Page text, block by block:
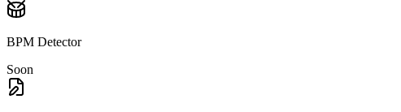
BPM Detector
Soon